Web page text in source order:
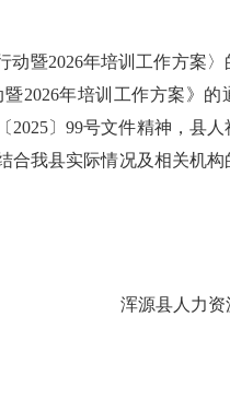
暨2026年培训工作方案
2026年培训工作方案》的
2025〕99号文件精神，县
合我县实际情况及相关机构
浑源县人力